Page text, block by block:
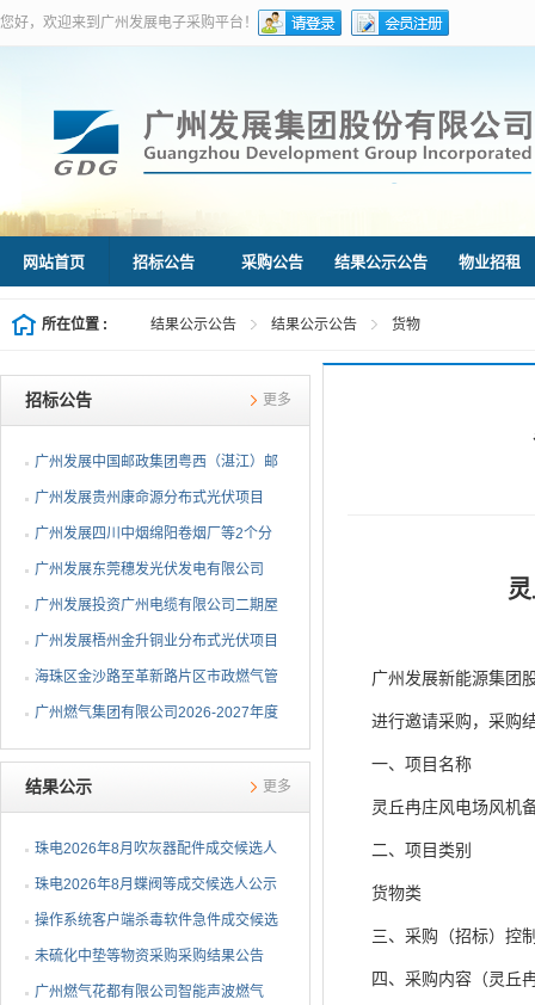
您好，欢迎来到广州发展电子采购平台！
网站首页 招标公告 采购公告 结果公示公告 物业招租
所在位置 : 结果公示公告 结果公示公告 货物
广州发展新能源集团
进行邀请采购，采购
一、项目名称
灵丘冉庄风电场风机
二、项目类别
货物类
三、采购（招标）控
四、采购内容（灵丘
招标公告 更多
广州发展中国邮政集团粤西（湛江）邮
件处理中心等3个分布...
广州发展贵州康命源分布式光伏项目
EPC总承包（第二次招标...
广州发展四川中烟绵阳卷烟厂等2个分
布式光伏项目EPC总承包...
广州发展东莞穗发光伏发电有限公司
（广州港新沙港务有限公...
广州发展投资广州电缆有限公司二期屋
顶分布式光伏项目EPC...
广州发展梧州金升铜业分布式光伏项目
EPC总承包招标公告
海珠区金沙路至革新路片区市政燃气管
网更新工程招标公告
广州燃气集团有限公司2026-2027年度
燃气用埋地聚乙烯（PE1...
结果公示 更多
珠电2026年8月吹灰器配件成交候选人
公示
珠电2026年8月蝶阀等成交候选人公示
操作系统客户端杀毒软件急件成交候选
人公示
未硫化中垫等物资采购采购结果公告
广州燃气花都有限公司智能声波燃气